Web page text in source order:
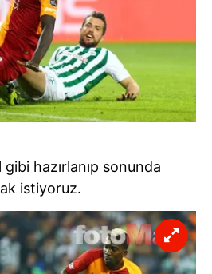
hazırlanıp sonunda
istiyoruz.